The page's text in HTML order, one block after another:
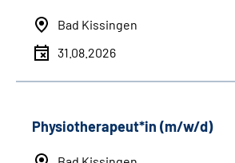
Bad Kissingen
31.08.2026
Physiotherapeut*in (m/w/d)